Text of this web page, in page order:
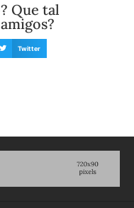
Que tal
Twitter